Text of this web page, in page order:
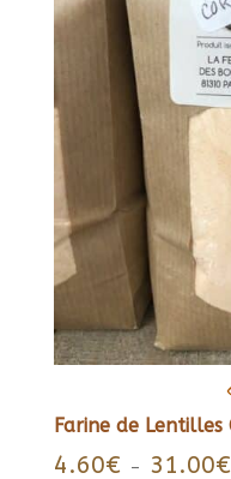
Farine de Lentilles
4.60€ – 31.00€